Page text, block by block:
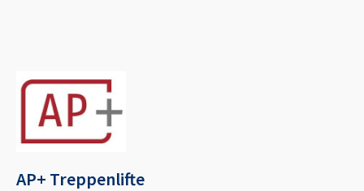
AP+ Treppenlifte